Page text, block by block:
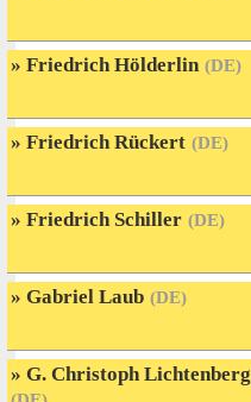
Friedrich Hölderlin (DE)
Friedrich Rückert (DE)
Friedrich Schiller (DE)
Gabriel Laub (DE)
G. Christoph Lichtenberg